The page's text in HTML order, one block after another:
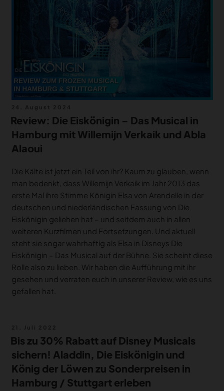
am
Review: Die Eiskönigin – Das Musical in
Hamburg mit Willemijn Verkaik und Abla
Alaoui
Die Kälte ist jetzt ein Teil von ihr? Kaum zu glauben, wenn
man bedenkt, dass Willemijn Verkaik im Jahr 2013 das
erste Mal ihre Stimme Königin Elsa von Arendelle in der
deutschen und niederländischen Fassung von Die
Eiskönigin geliehen hat – und seitdem auch in allen
weiteren Kurzfilmen und Fortsetzungen. Und aktuell
steht sie sogar wahrhaftig als Elsa in Disneys Die
Eiskönigin – Das Musical auf der Bühne. Sie scheint diese
Rolle also zu lieben. Wir haben die Aufführung mit ihr
gesehen und verraten euch in unserer Review, wie es uns
gefallen hat.
am
Bis zu 30% Rabatt auf Disney Musicals
sichern! Aladdin, Die Eiskönigin und
König der Löwen zu Sonderpreisen in
Hamburg / Stuttgart erleben